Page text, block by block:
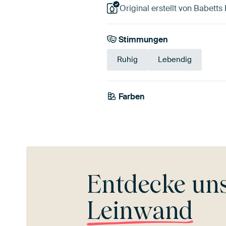
Original erstellt von Babetts
Stimmungen
Ruhig Lebendig
Farben
Braun
Entdecke
Leinwand